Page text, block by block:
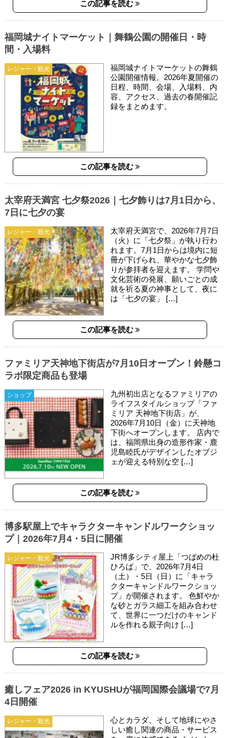
この記事を読む
レジャー・観光
福岡城ナイトマーケット｜舞鶴公園の開催日・時
間・入場料
福岡城ナイトマーケットの舞鶴
公園開催情報。2026年夏開催の
日程、時間、会場、入場料、内
容、アクセス、過去の春開催記
録をまとめます。
この記事を読む
レジャー・観光
太宰府天満宮 七夕祭2026｜七夕飾りは7月1日から、
7日に七夕の宴
太宰府天満宮で、2026年7月7日
（火）に「七夕祭」が執り行わ
れます。7月1日からは境内に短
冊が下げられ、華やかな七夕飾
りが参拝者を迎えます。 学問や
文化芸術の発展、願いごとの成
就を祈る夏の神事として、夜に
は「七夕の宴」 […]
この記事を読む
ショップ
ファミリア天神地下街店が7月10日オープン！鈴懸コ
ラボ限定商品も登場
九州初出店となるファミリアの
ライフスタイルショップ「ファ
ミリア 天神地下街店」が、
2026年7月10日（金）に天神地
下街へオープンします。 店内で
は、福岡県出身の造形作家・鹿
児島睦氏がデザインしたオブジ
ェが迎える特別な空 […]
この記事を読む
レジャー・観光
博多駅屋上でキャラクターキャンドルワークショッ
プ｜2026年7月4・5日に開催
JR博多シティ屋上「つばめの杜
ひろば」で、2026年7月4日
（土）・5日（日）に「キャラ
クターキャンドルワークショッ
プ」が開催されます。 色鮮やか
な砂とガラス細工を組み合わせ
て、世界に一つだけのキャンド
ルを作れる親子向け […]
この記事を読む
レジャー・観光
癒しフェア2026 in KYUSHUが福岡国際会議場で7月
4日開催
心とカラダ、そして地球にやさ
しい癒し関連の商品・サービス